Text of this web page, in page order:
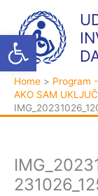
Open
content
Home
Program
AKO SAM
t
e
g
o
e
h
i
v
a